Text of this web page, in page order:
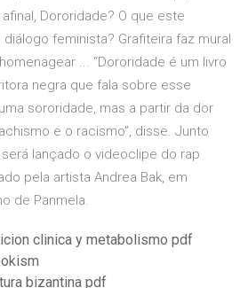
Dororidade? O que este
feminista? Grafiteira faz mural
... “Dororidade é um livro
negra que fala sobre esse
sororidade, mas a partir da dor
e o racismo”, disse. Junto
lançado o videoclipe do rap
pela artista Andrea Bak, em
de Panmela.
clinica y metabolismo pdf
bizantina pdf